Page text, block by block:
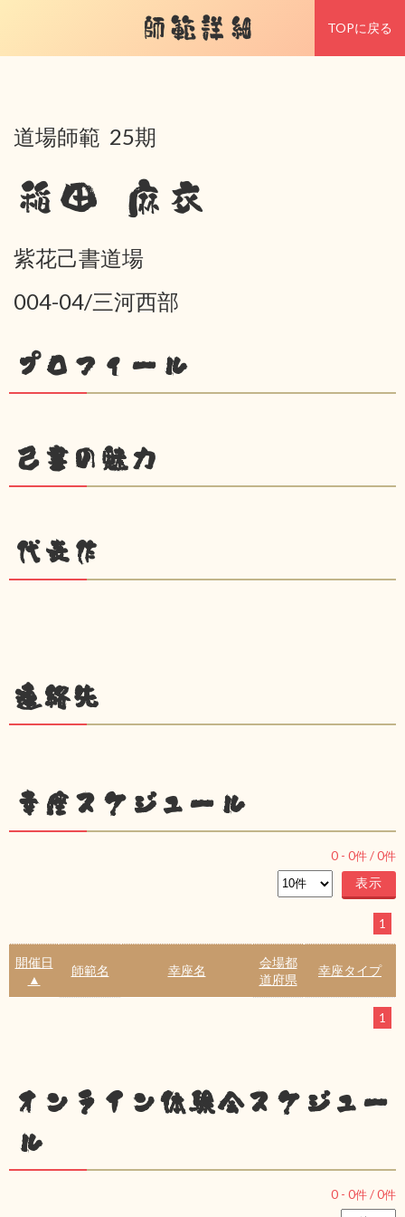
師範詳細 TOPに戻る
道場師範 25期
稲田 麻衣
紫花己書道場
004-04/三河西部
プロフィール
己書の魅力
代表作
連絡先
幸座スケジュール
0 - 0件 /0件
1
開催日
▲
師範名 幸座名
会場都
道府県
幸座タイプ
1
オンライン体験会スケジュー
ル
0 - 0件 /0件